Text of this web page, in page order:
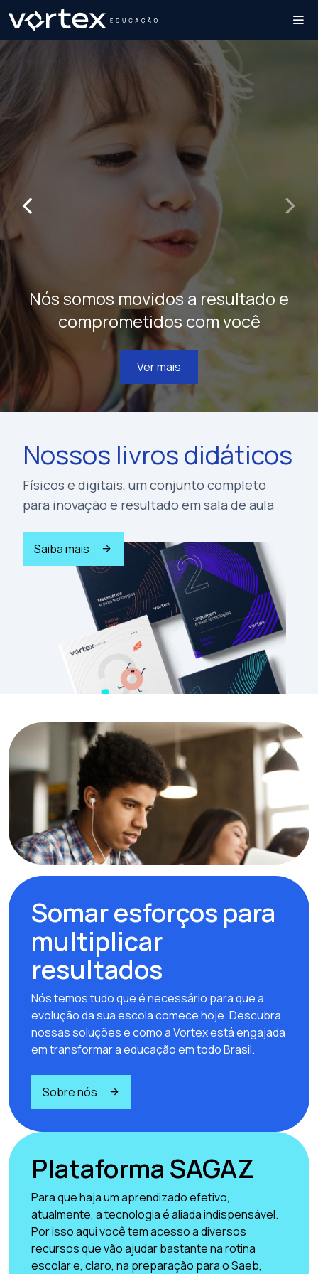
Nós somos movidos a resultado e
comprometidos com você
Ver mais
‹ ›
Nossos livros didáticos
Físicos e digitais, um conjunto completo
para inovação e resultado em sala de aula
Saiba mais
Somar esforços para
multiplicar
resultados
Nós temos tudo que é necessário para que a
evolução da sua escola comece hoje. Descubra
nossas soluções e como a Vortex está engajada
em transformar a educação em todo Brasil.
Sobre nós
Plataforma SAGAZ
Para que haja um aprendizado efetivo,
atualmente, a tecnologia é aliada indispensável.
Por isso aqui você tem acesso a diversos
recursos que vão ajudar bastante na rotina
escolar e, claro, na preparação para o Saeb,